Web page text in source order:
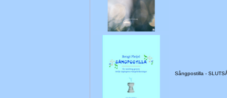
Sångpostilla -